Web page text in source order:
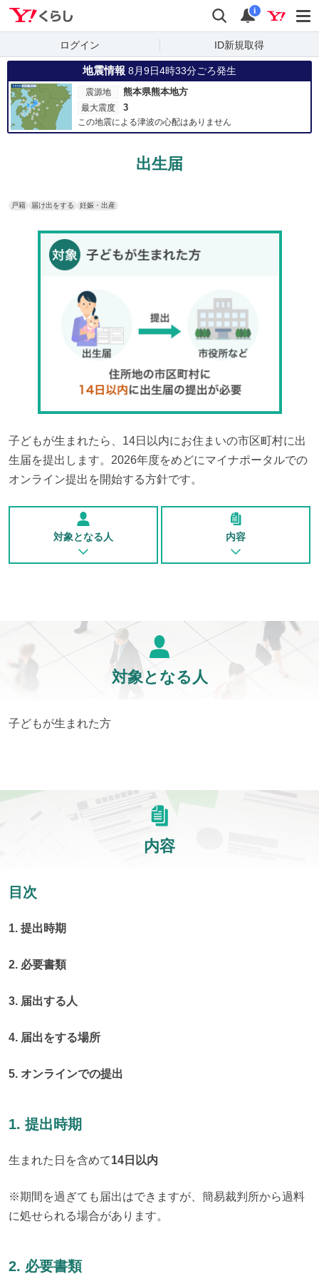
検索 通知
i
ログイン ID新規取得
地震情報 8月9日4時33分ごろ発生
震源地 熊本県熊本地方
最大震度 3
この地震による津波の心配はありません
出生届
戸籍 届け出をする 妊娠・出産
子どもが生まれたら、14日以内にお住まいの市区町村に出
生届を提出します。2026年度をめどにマイナポータルでの
オンライン提出を開始する方針です。
対象となる人 内容
対象となる人
子どもが生まれた方
内容
目次
1. 提出時期
2. 必要書類
3. 届出する人
4. 届出をする場所
5. オンラインでの提出
1. 提出時期
生まれた日を含めて14日以内
※期間を過ぎても届出はできますが、簡易裁判所から過料
に処せられる場合があります。
2. 必要書類